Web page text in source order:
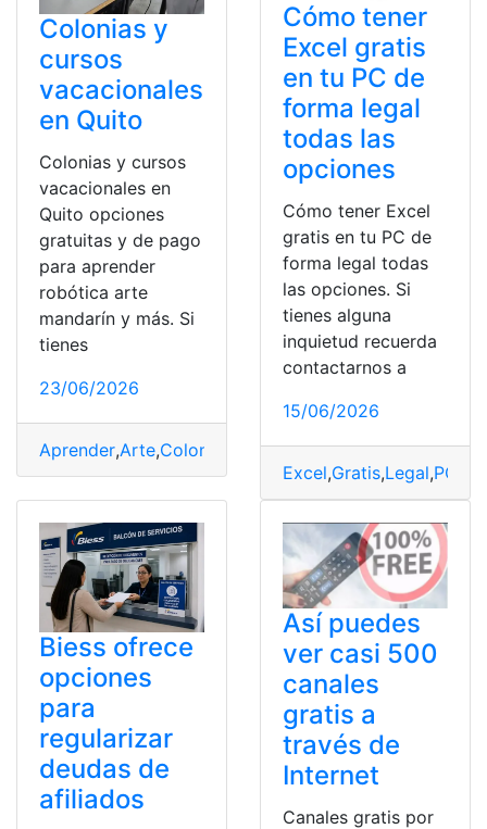
Colonias y
cursos
vacacionales
en Quito
Colonias y cursos
vacacionales en
Quito opciones
gratuitas y de pago
para aprender
robótica arte
mandarín y más. Si
tienes
23/06/2026
Aprender,Arte,Colonias Cursos,Gratuitas,mandarín,
Cómo tener
Excel gratis
en tu PC de
forma legal
todas las
opciones
Cómo tener Excel
gratis en tu PC de
forma legal todas
las opciones. Si
tienes alguna
inquietud recuerda
contactarnos a
15/06/2026
Excel,Gratis,Legal,PC
Biess ofrece
opciones
para
regularizar
deudas de
afiliados
Así puedes
ver casi 500
canales
gratis a
través de
Internet
Canales gratis por